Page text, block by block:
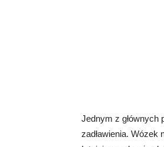
Jednym z głównych
zadławienia. Wózek